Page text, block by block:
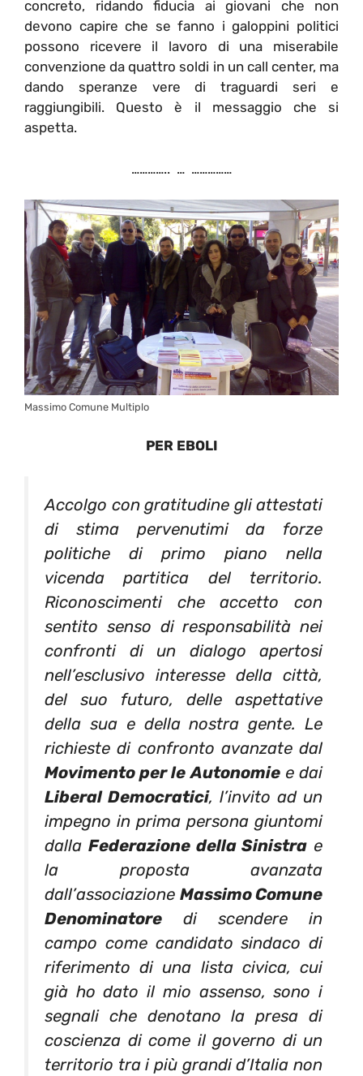
concreto, ridando fiducia ai giovani che non
devono capire che se fanno i galoppini politici
possono ricevere il lavoro di una miserabile
convenzione da quattro soldi in un call center, ma
dando speranze vere di traguardi seri e
raggiungibili. Questo è il messaggio che si
aspetta.
………….. … ……………
Massimo Comune Multiplo
PER EBOLI
Accolgo con gratitudine gli attestati
di stima pervenutimi da forze
politiche di primo piano nella
vicenda partitica del territorio.
Riconoscimenti che accetto con
sentito senso di responsabilità nei
confronti di un dialogo apertosi
nell’esclusivo interesse della città,
del suo futuro, delle aspettative
della sua e della nostra gente. Le
richieste di confronto avanzate dal
Movimento per le Autonomiee dai
Liberal Democratici, l’invito ad un
impegno in prima persona giuntomi
dalla Federazione della Sinistra e
la proposta avanzata
dall’associazione Massimo Comune
Denominatore di scendere in
campo come candidato sindaco di
riferimento di una lista civica, cui
già ho dato il mio assenso, sono i
segnali che denotano la presa di
coscienza di come il governo di un
territorio tra i più grandi d’Italia non